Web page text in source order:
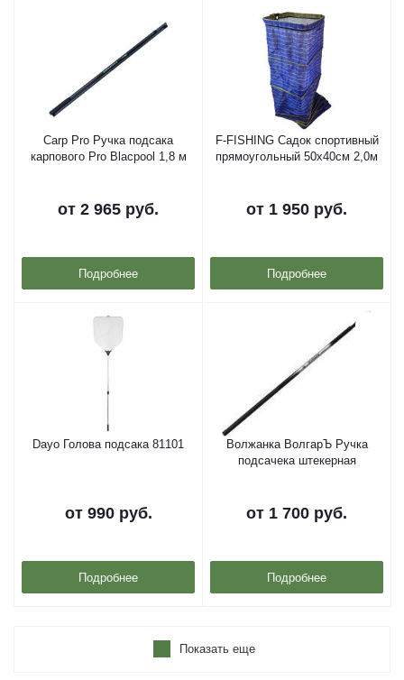
Carp Pro Ручка подсака
карпового Pro Blacpool 1,8 м
от 2 965 руб.
Подробнее
F-FISHING Садок спортивный
прямоугольный 50x40cм 2,0м
от 1 950 руб.
Подробнее
Dayo Голова подсака 81101
от 990 руб.
Подробнее
Волжанка ВолгарЪ Ручка
подсачека штекерная
от 1 700 руб.
Подробнее
Показать еще